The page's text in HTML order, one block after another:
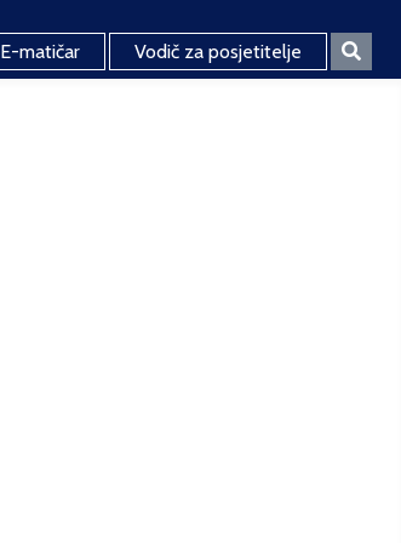
E-matičar Vodič za posjetitelje